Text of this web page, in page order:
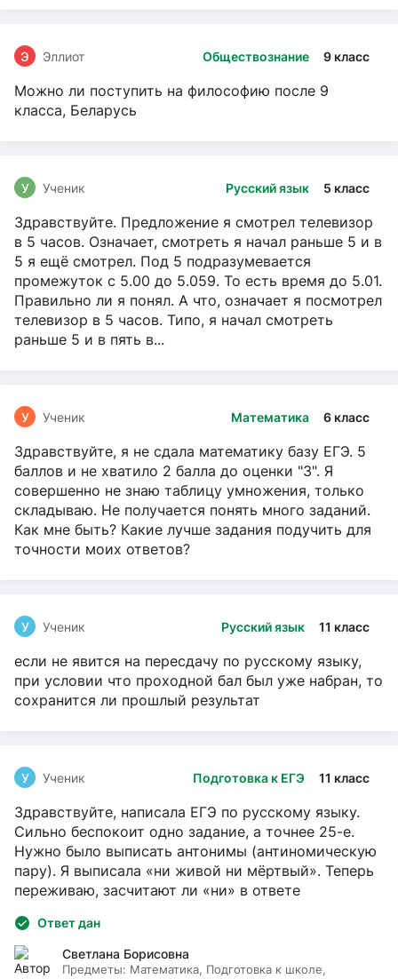
Обществознание 9 класс
Э Эллиот
Можно ли поступить на философию после 9
класса, Беларусь
Русский язык 5 класс
У Ученик
Здравствуйте. Предложение я смотрел телевизор
в 5 часов. Означает, смотреть я начал раньше 5 и в
5 я ещё смотрел. Под 5 подразумевается
промежуток с 5.00 до 5.059. То есть время до 5.01.
Правильно ли я понял. А что, означает я посмотрел
телевизор в 5 часов. Типо, я начал смотреть
раньше 5 и в пять в...
Математика 6 класс
У Ученик
Здравствуйте, я не сдала математику базу ЕГЭ. 5
баллов и не хватило 2 балла до оценки "3". Я
совершенно не знаю таблицу умножения, только
складываю. Не получается понять много заданий.
Как мне быть? Какие лучше задания подучить для
точности моих ответов?
Русский язык 11 класс
У Ученик
если не явится на пересдачу по русскому языку,
при условии что проходной бал был уже набран, то
сохранится ли прошлый результат
Подготовка к ЕГЭ 11 класс
У Ученик
Здравствуйте, написала ЕГЭ по русскому языку.
Сильно беспокоит одно задание, а точнее 25-е.
Нужно было выписать антонимы (антиномическую
пару). Я выписала «ни живой ни мёртвый». Теперь
переживаю, засчитают ли «ни» в ответе
Ответ дан
Светлана Борисовна
Предметы: Математика, Подготовка к школе,